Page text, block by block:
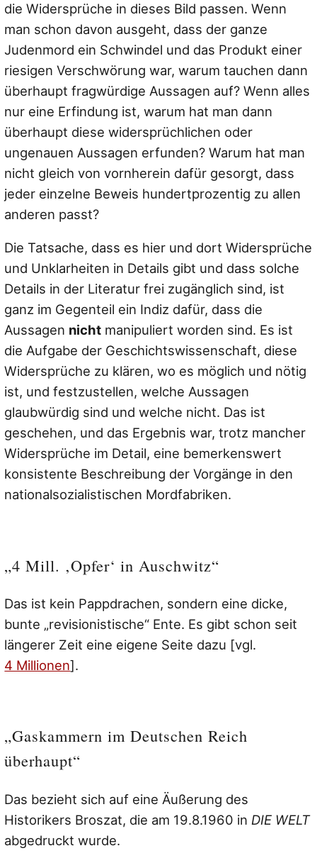
die Widersprüche in dieses Bild passen. Wenn
man schon davon ausgeht, dass der ganze
Judenmord ein Schwindel und das Produkt einer
riesigen Verschwörung war, warum tauchen dann
überhaupt fragwürdige Aussagen auf? Wenn alles
nur eine Erfindung ist, warum hat man dann
überhaupt diese widersprüchlichen oder
ungenauen Aussagen erfunden? Warum hat man
nicht gleich von vornherein dafür gesorgt, dass
jeder einzelne Beweis hundertprozentig zu allen
anderen passt?
Die Tatsache, dass es hier und dort Widersprüche
und Unklarheiten in Details gibt und dass solche
Details in der Literatur frei zugänglich sind, ist
ganz im Gegenteil ein Indiz dafür, dass die
Aussagen nicht manipuliert worden sind. Es ist
die Aufgabe der Geschichtswissenschaft, diese
Widersprüche zu klären, wo es möglich und nötig
ist, und festzustellen, welche Aussagen
glaubwürdig sind und welche nicht. Das ist
geschehen, und das Ergebnis war, trotz mancher
Widersprüche im Detail, eine bemerkenswert
konsistente Beschreibung der Vorgänge in den
nationalsozialistischen Mordfabriken.
„4 Mill. ‚Opfer‘ in Auschwitz“
Das ist kein Pappdrachen, sondern eine dicke,
bunte „revisionistische“ Ente. Es gibt schon seit
längerer Zeit eine eigene Seite dazu [vgl.
4 Millionen].
„Gaskammern im Deutschen Reich
überhaupt“
Das bezieht sich auf eine Äußerung des
Historikers Broszat, die am 19.8.1960 in DIE WELT
abgedruckt wurde.